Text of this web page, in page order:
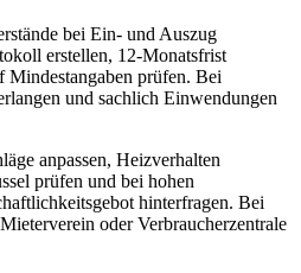
bei Ein- und Auszug
erstellen, 12-Monatsfrist
Mindestangaben prüfen. Bei
und sachlich Einwendungen
anpassen, Heizverhalten
prüfen und bei hohen
hinterfragen. Bei
oder Verbraucherzentrale